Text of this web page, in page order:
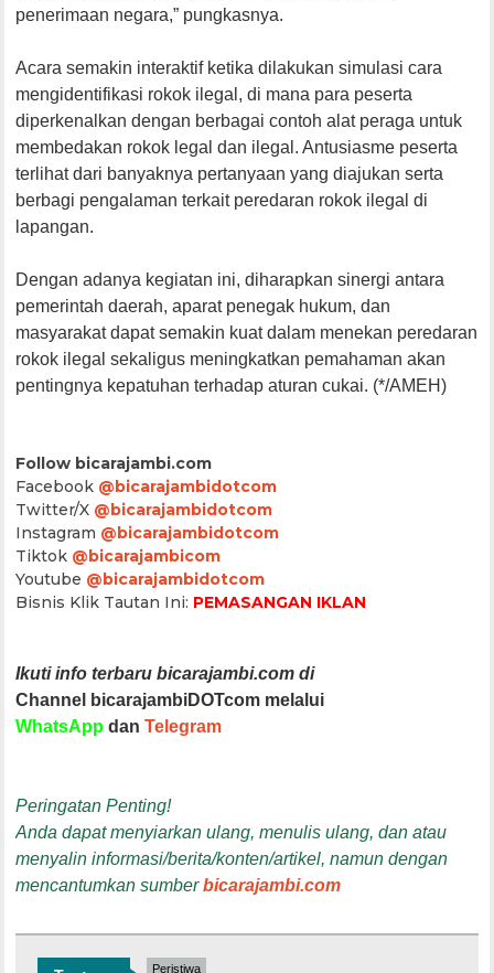
penerimaan negara,” pungkasnya.
Acara semakin interaktif ketika dilakukan simulasi cara
mengidentifikasi rokok ilegal, di mana para peserta
diperkenalkan dengan berbagai contoh alat peraga untuk
membedakan rokok legal dan ilegal. Antusiasme peserta
terlihat dari banyaknya pertanyaan yang diajukan serta
berbagi pengalaman terkait peredaran rokok ilegal di
lapangan.
Dengan adanya kegiatan ini, diharapkan sinergi antara
pemerintah daerah, aparat penegak hukum, dan
masyarakat dapat semakin kuat dalam menekan peredaran
rokok ilegal sekaligus meningkatkan pemahaman akan
pentingnya kepatuhan terhadap aturan cukai. (*/AMEH)
Follow bicarajambi.com
Facebook @bicarajambidotcom
Twitter/X @bicarajambidotcom
Instagram @bicarajambidotcom
Tiktok @bicarajambicom
Youtube @bicarajambidotcom
Bisnis Klik Tautan Ini: PEMASANGAN IKLAN
Ikuti info terbaru bicarajambi.com di
Channel bicarajambiDOTcom melalui
WhatsApp danTelegram
Peringatan Penting!
Anda dapat menyiarkan ulang, menulis ulang, dan atau
menyalin informasi/berita/konten/artikel, namun dengan
mencantumkan sumberbicarajambi.com
Peristiwa